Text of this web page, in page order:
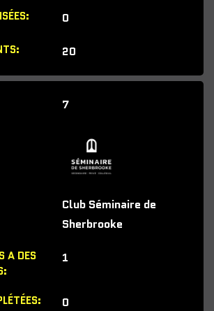
0
20
7
Club Séminaire de
Sherbrooke
1
0